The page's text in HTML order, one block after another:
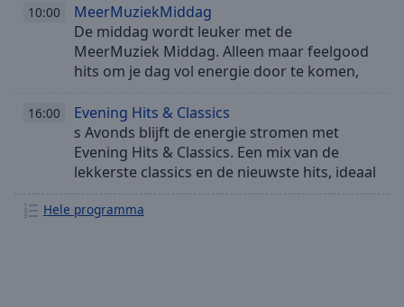
10:00
MeerMuziekMiddag
De middag wordt leuker met de
MeerMuziek Middag. Alleen maar feelgood
hits om je dag vol energie door te komen,
nooit iets mist. Het perfecte muzikale
gezelschap voor de middag.
16:00
Evening Hits & Classics
s Avonds blijft de energie stromen met
Evening Hits & Classics. Een mix van de
lekkerste classics en de nieuwste hits, ideaal
om de dag swingend af te sluiten.
Hele programma